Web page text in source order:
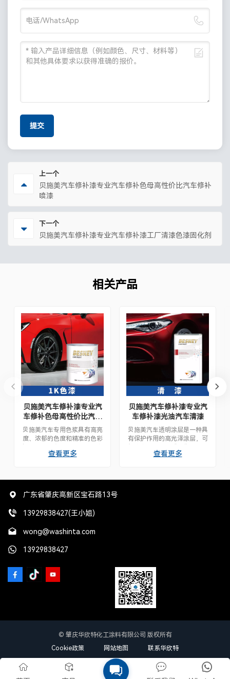
提交
上一个
贝施美汽车修补漆专业汽车修补色母高性价比汽车修补
喷漆
下一个
贝施美汽车修补漆专业汽车修补漆工厂清漆色漆固化剂
相关产品
贝施美汽车修补漆专业汽
车修补色母高性价比汽车
修补喷漆
贝施美汽车专用色浆具有高亮
度、浓郁的色度和精准的色彩
选。每款色浆都经过精心调
色彩还原效果。
查看更多
贝施美汽车修补漆专业汽
车修补漆光油汽车清漆
贝施美汽车透明涂层是一种具
有保护作用的高光泽涂层，可
增强其光泽，干燥迅速，易于
查看更多
广东省肇庆高新区宝石路13号
13929838427(王小姐)
wong@washinta.com
13929838427
© 肇庆华欣特化工涂料有限公司 版权所有
Cookie政策
网站地图 联系华欣特